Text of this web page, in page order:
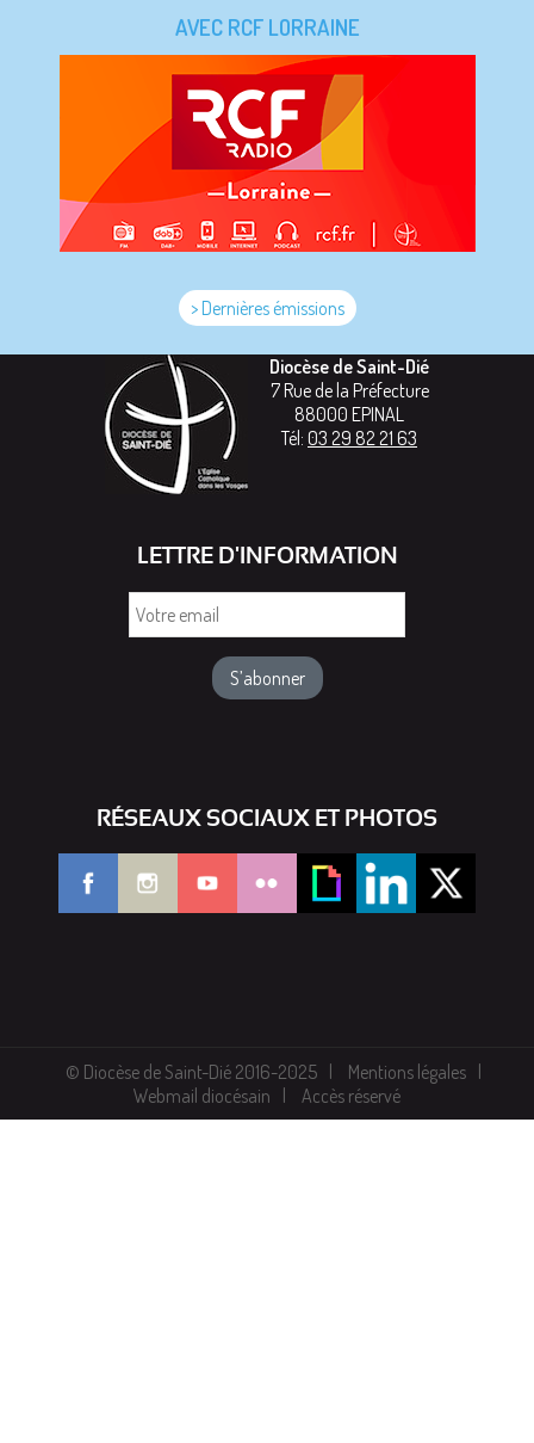
AVEC RCF LORRAINE
> Dernières émissions
Diocèse de Saint-Dié
7 Rue de la Préfecture
88000 EPINAL
Tél: 03 29 82 21 63
LETTRE D'INFORMATION
RÉSEAUX SOCIAUX ET PHOTOS
© Diocèse de Saint-Dié 2016-2025
Mentions légales
Webmail diocésain
Accès réservé